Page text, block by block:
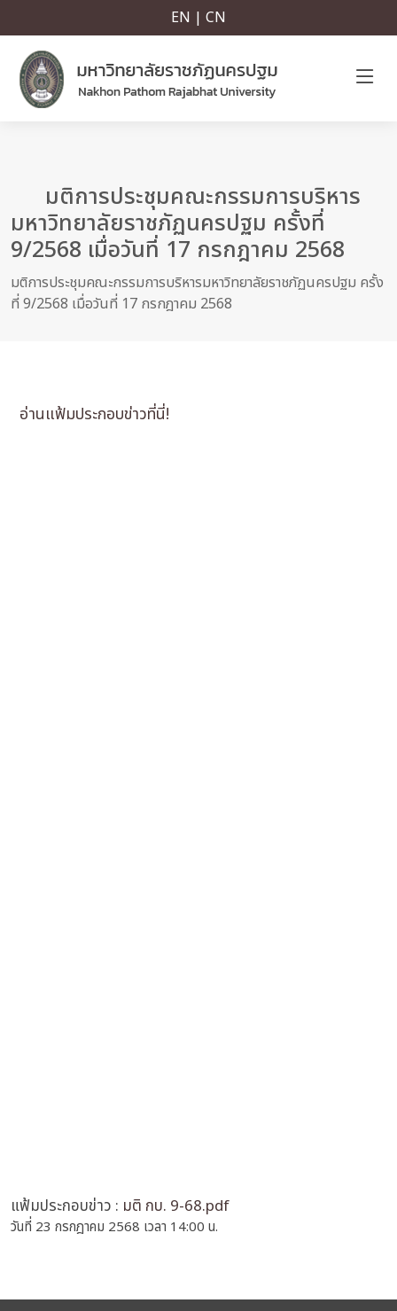
EN | CN
มติการประชุมคณะกรรมการบริหาร
มหาวิทยาลัยราชภัฏนครปฐม ครั้งที่
9/2568 เมื่อวันที่ 17 กรกฎาคม 2568
มติการประชุมคณะกรรมการบริหารมหาวิทยาลัยราชภัฏนครปฐม ครั้ง
ที่ 9/2568 เมื่อวันที่ 17 กรกฎาคม 2568
อ่านแฟ้มประกอบข่าวที่นี่!
แฟ้มประกอบข่าว : มติ กบ. 9-68.pdf
วันที่ 23 กรกฎาคม 2568 เวลา 14:00 น.